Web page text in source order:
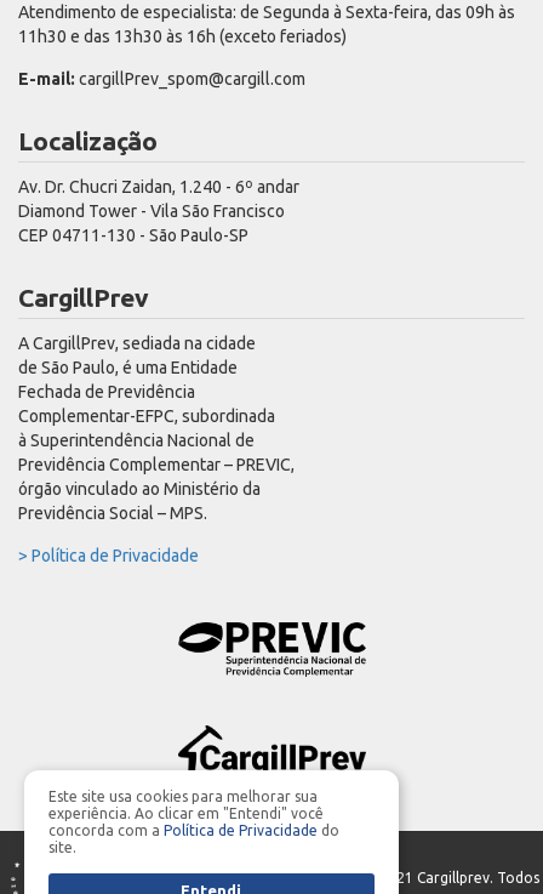
Atendimento de especialista: de Segunda à Sexta-feira, das 09h às
11h30 e das 13h30 às 16h (exceto feriados)
E-mail: cargillPrev_spom@cargill.com
Localização
Av. Dr. Chucri Zaidan, 1.240 - 6º andar
Diamond Tower - Vila São Francisco
CEP 04711-130 - São Paulo-SP
CargillPrev
A CargillPrev, sediada na cidade
de São Paulo, é uma Entidade
Fechada de Previdência
Complementar-EFPC, subordinada
à Superintendência Nacional de
Previdência Complementar – PREVIC,
órgão vinculado ao Ministério da
Previdência Social – MPS.
> Política de Privacidade
PRODUÇÃO GERAL | Parceria:MIDIASIM- ©2021 Cargillprev. Todos
Este site usa cookies para melhorar sua
experiência. Ao clicar em "Entendi" você
concorda com a Política de Privacidade do
site.
Entendi